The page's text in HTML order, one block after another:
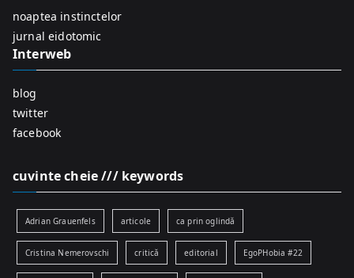
noaptea instinctelor
jurnal eidotomic
Interweb
blog
twitter
facebook
cuvinte cheie /// keywords
Adrian Grauenfels articole ca prin oglindă
Cristina Nemerovschi critică editorial EgoPHobia #22